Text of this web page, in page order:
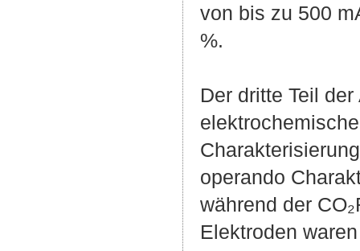
von bis zu 500
%.
Der dritte Teil
operando
während der
Elektroden